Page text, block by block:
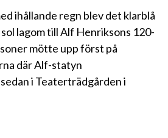
ihållande regn blev det klarblå
lagom till Alf Henriksons 120-
mötte upp först på
där Alf-statyn
i Teaterträdgården i